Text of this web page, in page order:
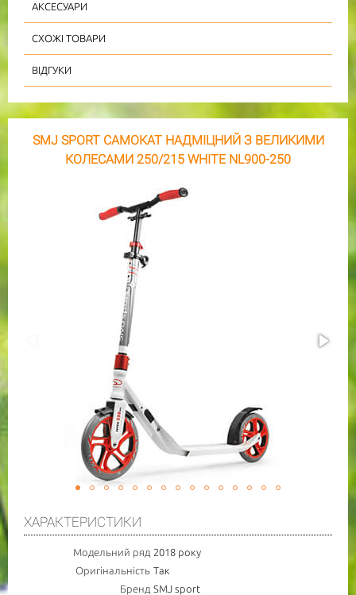
АКСЕСУАРИ
СХОЖІ ТОВАРИ
ВІДГУКИ
SMJ SPORT САМОКАТ НАДМІЦНИЙ З ВЕЛИКИМИ
КОЛЕСАМИ 250/215 WHITE NL900-250
ХАРАКТЕРИСТИКИ
Модельний ряд 2018 року
Оригінальність Так
Бренд SMJ sport